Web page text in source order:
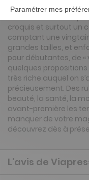
propose en 68
croquis et surtout un
comptant une
grandes tailles, et
pour débutantes, de
quelques
très riche auquel on
précieusement. Des
beauté, la santé, la
avant-première les
manquer de votre
découvrez dès à
L'avis de